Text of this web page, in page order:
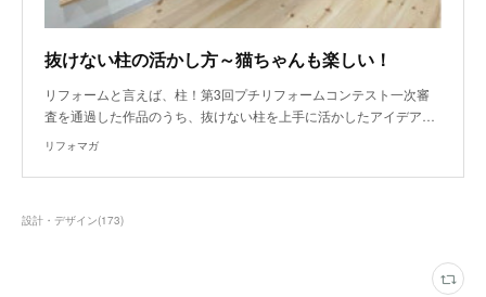
抜けない柱の活かし方～猫ちゃんも楽しい！
リフォームと言えば、柱！第3回プチリフォームコンテスト一次審
査を通過した作品のうち、抜けない柱を上手に活かしたアイデア…
リフォマガ
設計・デザイン(173)